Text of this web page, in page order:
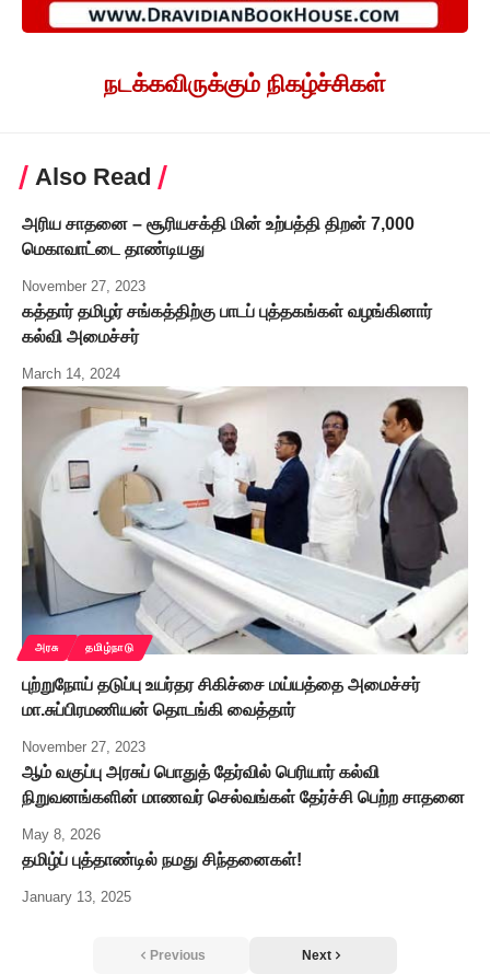
நடக்கவிருக்கும் நிகழ்ச்சிகள்
Also Read
அரிய சாதனை – சூரியசக்தி மின் உற்பத்தி திறன் 7,000
மெகாவாட்டை தாண்டியது
November 27, 2023
கத்தார் தமிழர் சங்கத்திற்கு பாடப் புத்தகங்கள் வழங்கினார்
கல்வி அமைச்சர்
March 14, 2024
அரசு தமிழ்நாடு
புற்றுநோய் தடுப்பு உயர்தர சிகிச்சை மய்யத்தை அமைச்சர்
மா.சுப்பிரமணியன் தொடங்கி வைத்தார்
November 27, 2023
ஆம் வகுப்பு அரசுப் பொதுத் தேர்வில் பெரியார் கல்வி
நிறுவனங்களின் மாணவர் செல்வங்கள் தேர்ச்சி பெற்ற சாதனை
May 8, 2026
தமிழ்ப் புத்தாண்டில் நமது சிந்தனைகள்!
January 13, 2025
Previous Next